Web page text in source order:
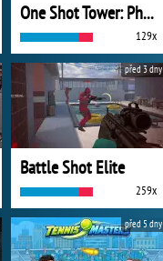
One Shot Tower: Physics Destroyer
129x
Battle Shot Elite
259x
před 3 dny
před 5 dny